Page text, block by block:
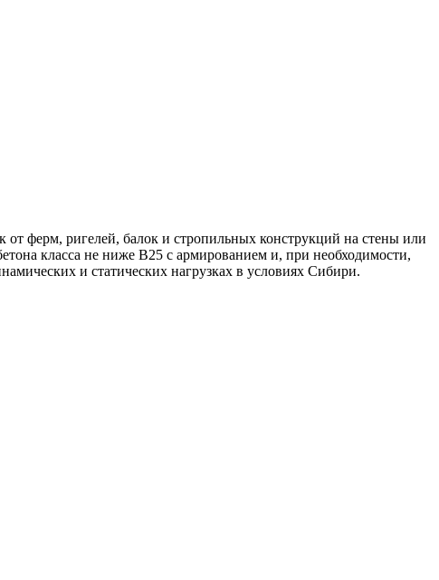
ферм, ригелей, балок и стропильных конструкций на стены или
класса не ниже B25 с армированием и, при необходимости,
и статических нагрузках в условиях Сибири.